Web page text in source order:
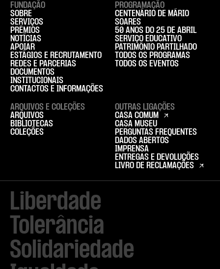
Liberdade
Tolerância
Solidariedade
FUNDAÇÃO
SOBRE
SERVIÇOS
PRÉMIOS
NOTÍCIAS
APOIAR
ESTÁGIOS E RECRUTAMENTO
REDES E PARCERIAS
DOCUMENTOS
INSTITUCIONAIS
CONTACTOS E INFORMAÇÕES
PROGRAMAÇÃO
CENTENÁRIO DE MÁRIO
SOARES
50 ANOS DO 25 DE ABRIL
SERVIÇO EDUCATIVO
PATRIMÓNIO PARTILHADO
TODOS OS PROGRAMAS
TODOS OS EVENTOS
ARQUIVOS E COLEÇÕES
ARQUIVOS
BIBLIOTECAS
COLEÇÕES
OUTRAS LIGAÇÕES
CASA COMUM
CASA MUSEU
PERGUNTAS FREQUENTES
DADOS ABERTOS
IMPRENSA
ENTREGAS E DEVOLUÇÕES
LIVRO DE RECLAMAÇÕES